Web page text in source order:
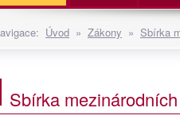
Úvod » Zákony » Sbírka
Sbírka